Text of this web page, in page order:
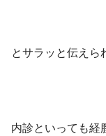
とサラッと伝え
内診といっても経